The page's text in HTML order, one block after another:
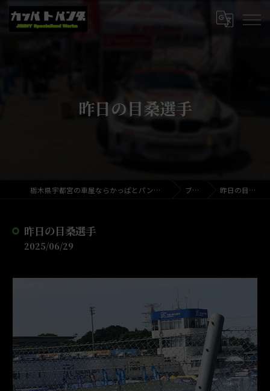
昨日の目桑選手
栃木県宇都宮の車屋ならかっぱとパンダのくるまやさん ブログ 昨日の目桑選手
昨日の目桑選手
2025/06/29